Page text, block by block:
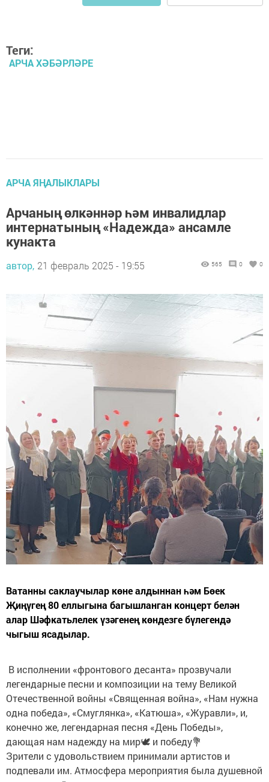
Теги:
АРЧА ХӘБӘРЛӘРЕ
АРЧА ЯҢАЛЫКЛАРЫ
Арчаның өлкәннәр һәм инвалидлар
интернатының «Надежда» ансамле
кунакта
автор, 21 февраль 2025 - 19:55 565 0 0
Ватанны саклаучылар көне алдыннан һәм Бөек
Җиңүгең 80 еллыгына багышланган концерт белән
алар Шәфкатьлелек үзәгенең көндезге бүлегендә
чыгыш ясадылар.
В исполнении «фронтового десанта» прозвучали
легендарные песни и композиции на тему Великой
Отечественной войны «Священная война», «Нам нужна
одна победа», «Смуглянка», «Катюша», «Журавли», и,
конечно же, легендарная песня «День Победы»,
дающая нам надежду на мир🕊 и победу💐
Зрители с удовольствием принимали артистов и
подпевали им. Атмосфера мероприятия была душевной